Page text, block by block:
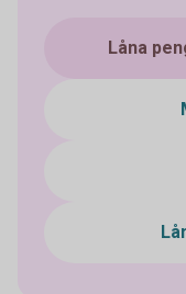
Låna